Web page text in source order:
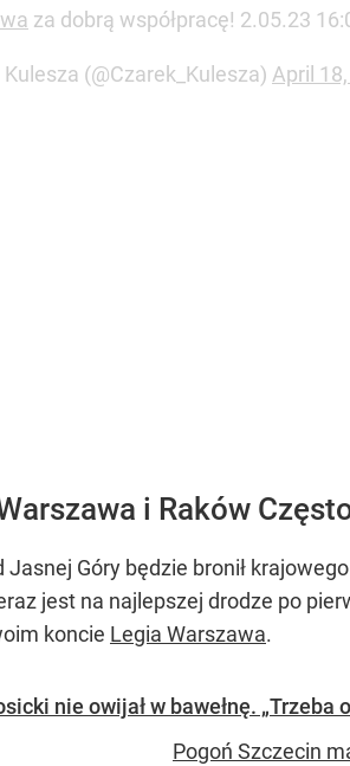
za dobrą współpracę! 2.05.23
(@Czarek_Kulesza) April
i Raków
Jasnej Góry będzie bronił
jest na najlepszej drodze po
koncie Legia Warszawa.
nie owijał w bawełnę. „Trzeba
Pogoń Szczecin